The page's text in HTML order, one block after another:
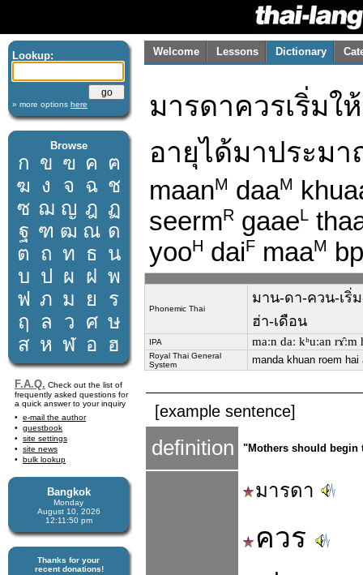
Lookup:
» more options here
Browse
ก ข ฃ ค ฅ
ฆ ง จ ฉ ช
ซ ฌ ญ ฎ ฏ
ฐ ฑ ฒ ณ ด
ต ถ ท ธ น
บ ป ผ ฝ พ
ฟ ภ ม ย
ร
ฤ
ล ว ศ ษ
ส ห ฬ อ ฮ
F.A.Q. Check out the list of
frequently asked questions for
a quick answer to your inquiry
e-mail the author
guestbook
site settings
site news
bulk lookup
Bangkok
Monday
August 10, 2026
12:11:50 pm
Thanks for your
recent donations!
Welcome Lessons Dictionary
มารดาควรเริ่มใ
อายุได้มาประม
maanM daaM
seermR gaaeL
yooH daiF maaM
Phonemic Thai
มาน-ดา-ควน-เริ่
ฮ่า-เดือน
IPA maːn daː kʰuːan
Royal Thai General
System
manda khuan roem
[example sentence]
definition "Mothers should begin
มารดา
ควร